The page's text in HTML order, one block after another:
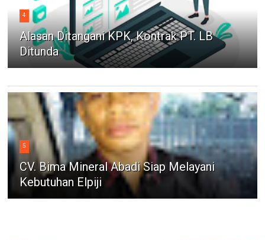
4
Alasan Ditangani KPK, Kontrak PT. LB
Ditunda
5
CV. Bima Mineral Abadi Siap Melayani
Kebutuhan Elpiji